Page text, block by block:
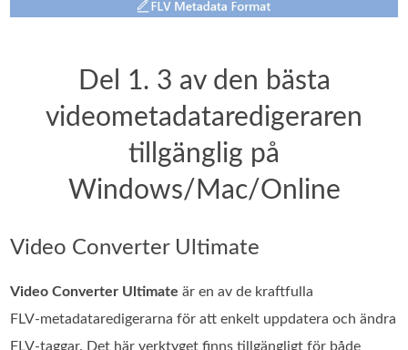
Del 1. 3 av den bästa
videometadataredigeraren
tillgänglig på
Windows/Mac/Online
Video Converter Ultimate
Video Converter Ultimate är en av de kraftfulla
FLV‑metadataredigerarna för att enkelt uppdatera och ändra
FLV‑taggar. Det här verktyget finns tillgängligt för både